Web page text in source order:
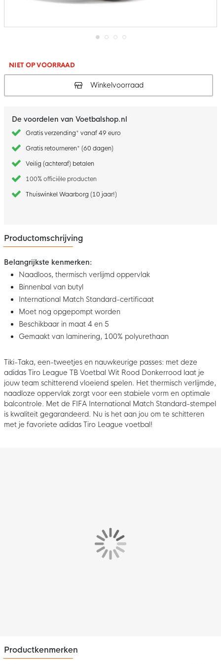
hetNIET OP VOORRAAD
Winkelvoorraad
De voordelen van Voetbalshop.nl
Gratis verzending* vanaf 49 euro
Gratis retourneren* (60 dagen)
Veilig (achteraf) betalen
100% officiële producten
Thuiswinkel Waarborg (10 jaar!)
Productomschrijving
Belangrijkste kenmerken:
Naadloos, thermisch verlijmd oppervlak
Binnenbal van butyl
International Match Standard-certificaat
Moet nog opgepompt worden
Beschikbaar in maat 4 en 5
Gemaakt van laminering, 100% polyurethaan
Tiki-Taka, een-tweetjes en nauwkeurige passes: met deze
adidas Tiro League TB Voetbal Wit Rood Donkerrood laat je
jouw team schitterend vloeiend spelen. Het thermisch verlijmde,
naadloze oppervlak zorgt voor een stabiele vorm en optimale
balcontrole. Met de FIFA International Match Standard-stempel
is kwaliteit gegarandeerd. Nu is het aan jou om te schitteren
met je favoriete adidas Tiro League voetbal!
Productkenmerken